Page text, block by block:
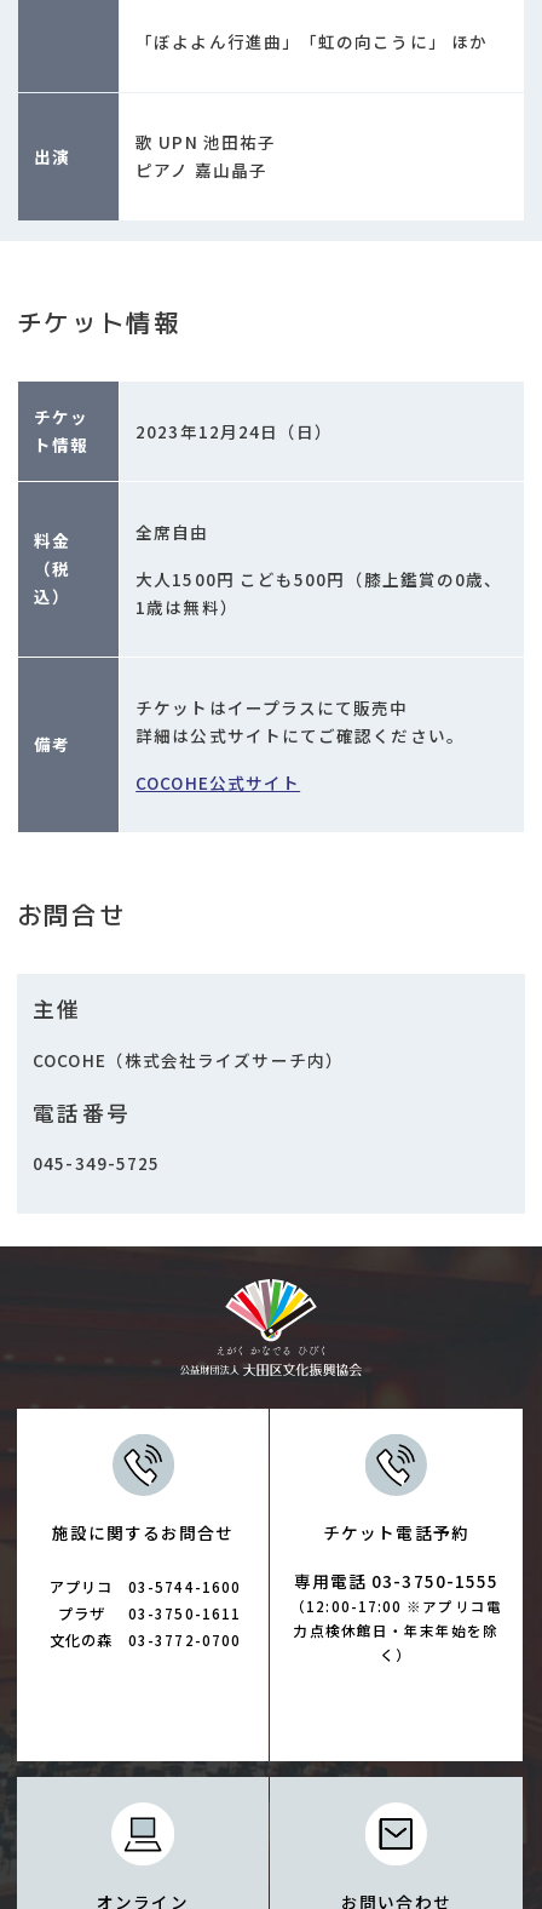
「ぼよよん行進曲」「虹の向こうに」 ほか
出演
歌 UPN 池田祐子
ピアノ 嘉山晶子
チケット情報
チケッ
ト情報
2023年12月24日（日）
料金
（税
込）
全席自由
大人1500円 こども500円（膝上鑑賞の0歳、
1歳は無料）
備考
チケットはイープラスにて販売中
詳細は公式サイトにてご確認ください。
COCOHE公式サイト
お問合せ
主催
COCOHE（株式会社ライズサーチ内）
電話番号
045-349-5725
施設に関するお問合せ
アプリコ 03-5744-1600
プラザ 03-3750-1611
文化の森 03-3772-0700
チケット電話予約
専用電話 03-3750-1555
（12:00-17:00 ※アプリコ電
力点検休館日・年末年始を除
く）
オンライン お問い合わせ